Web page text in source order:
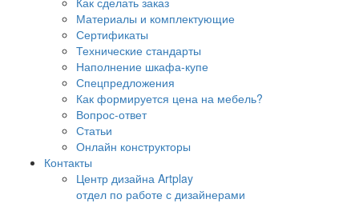
Материалы и комплектующие
Сертификаты
Технические стандарты
Наполнение шкафа-купе
Спецпредложения
Как формируется цена на мебель?
Вопрос-ответ
Статьи
Онлайн конструкторы
Контакты
Центр дизайна Artplay
отдел по работе с дизайнерами